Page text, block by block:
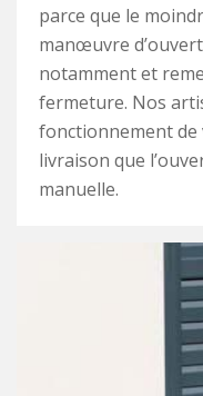
parce que le
manœuvre
notamment et
fermeture. Nos
fonctionnement
livraison que
manuelle.